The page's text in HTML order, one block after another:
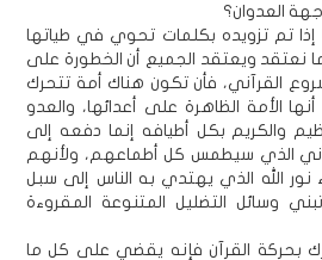
العدوان؟
إذا تم تزويده بكلمات تحوي في طياتها
نعتقد ويعتقد الجميع أن الخطورة على
القرآني، فأن تكون هناك أمة تتحرك
الأمة الظاهرة على أعدائها، والعدو
والكريم بكل أطيافه إنما دفعه إلى
الذي سيطمس كل أطماعهم، ولأنهم
نور الله الذي يهتدي به الناس إلى سبل
وسائل التضليل المتنوعة المقروءة
بحركة القرآن فإنه يقضي على كل ما